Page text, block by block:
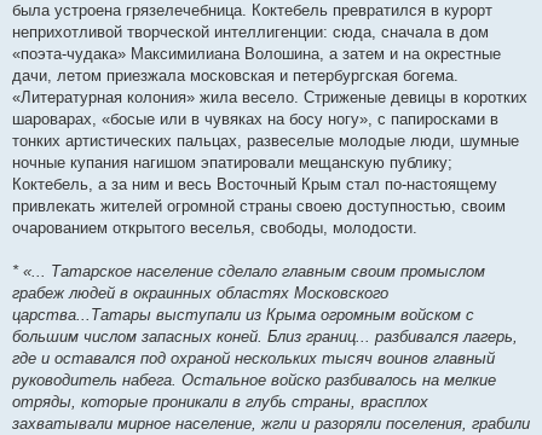
была устроена грязелечебница. Коктебель превратился в курорт
неприхотливой творческой интеллигенции: сюда, сначала в дом
«поэта-чудака» Максимилиана Волошина, а затем и на окрестные
дачи, летом приезжала московская и петербургская богема.
«Литературная колония» жила весело. Стриженые девицы в коротких
шароварах, «босые или в чувяках на босу ногу», с папиросками в
тонких артистических пальцах, развеселые молодые люди, шумные
ночные купания нагишом эпатировали мещанскую публику;
Коктебель, а за ним и весь Восточный Крым стал по-настоящему
привлекать жителей огромной страны своею доступностью, своим
очарованием открытого веселья, свободы, молодости.
* «... Татарское население сделало главным своим промыслом
грабеж людей в окраинных областях Московского
царства...Татары выступали из Крыма огромным войском с
большим числом запасных коней. Близ границ... разбивался лагерь,
где и оставался под охраной нескольких тысяч воинов главный
руководитель набега. Остальное войско разбивалось на мелкие
отряды, которые проникали в глубь страны, врасплох
захватывали мирное население, жгли и разоряли поселения, грабили